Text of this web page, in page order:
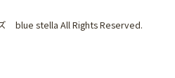
blue stella All Rights Reserved.